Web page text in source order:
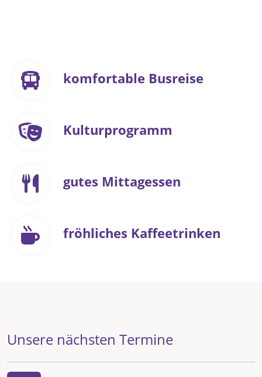
komfortable Busreise
Kulturprogramm
gutes Mittagessen
fröhliches Kaffeetrinken
Unsere nächsten Termine